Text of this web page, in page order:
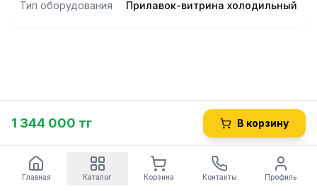
Тип оборудования Прилавок-витрина холодильный
1 344 000 тг В корзину
Главная Каталог Корзина Контакты Профиль